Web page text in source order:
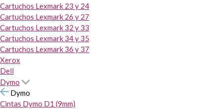
Cartuchos Lexmark 23 y 24
Cartuchos Lexmark 26 y 27
Cartuchos Lexmark 32 y 33
Cartuchos Lexmark 34 y 35
Cartuchos Lexmark 36 y 37
Xerox
Dell
Dymo
Dymo
Cintas Dymo D1 (9mm)